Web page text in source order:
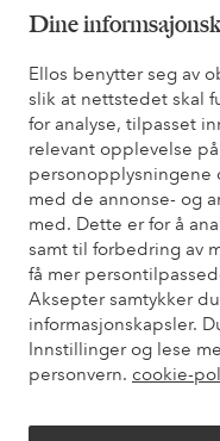
Dine
Ellos benytter seg av
slik at nettstedet skal
for analyse, tilpasset
relevant opplevelse
personopplysningene
med de annonse- og
med. Dette er for å
samt til forbedring av
få mer
Aksepter samtykker
informasjonskapsler.
Innstillinger og lese
personvern. cookie-
Du finner svar på de
også informasjon om
Kundeservice
Mine sider
Om Ellos
Våre tjenester